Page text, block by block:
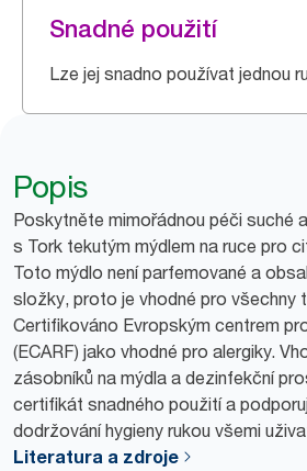
Snadné použití
Lze jej snadno používat jednou
Popis
Poskytněte mimořádnou péči suché
s Tork tekutým mýdlem na ruce pro
Toto mýdlo není parfemované a
složky, proto je vhodné pro všechny
Certifikováno Evropským centrem
(ECARF) jako vhodné pro alergiky.
zásobníků na mýdla a dezinfekční
certifikát snadného použití a
dodržování hygieny rukou všemi
Literatura a zdroje